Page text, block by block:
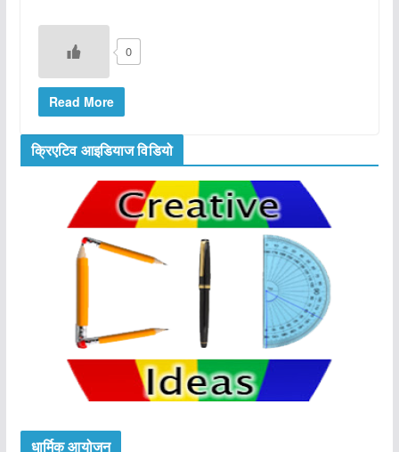
0
Read More
क्रिएटिव आइडियाज विडियो
धार्मिक आयोजन